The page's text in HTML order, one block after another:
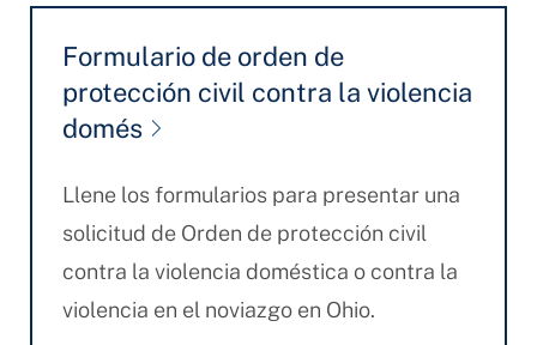
Formulario de orden de
protección civil contra la violencia
domés
Llene los formularios para presentar una
solicitud de Orden de protección civil
contra la violencia doméstica o contra la
violencia en el noviazgo en Ohio.